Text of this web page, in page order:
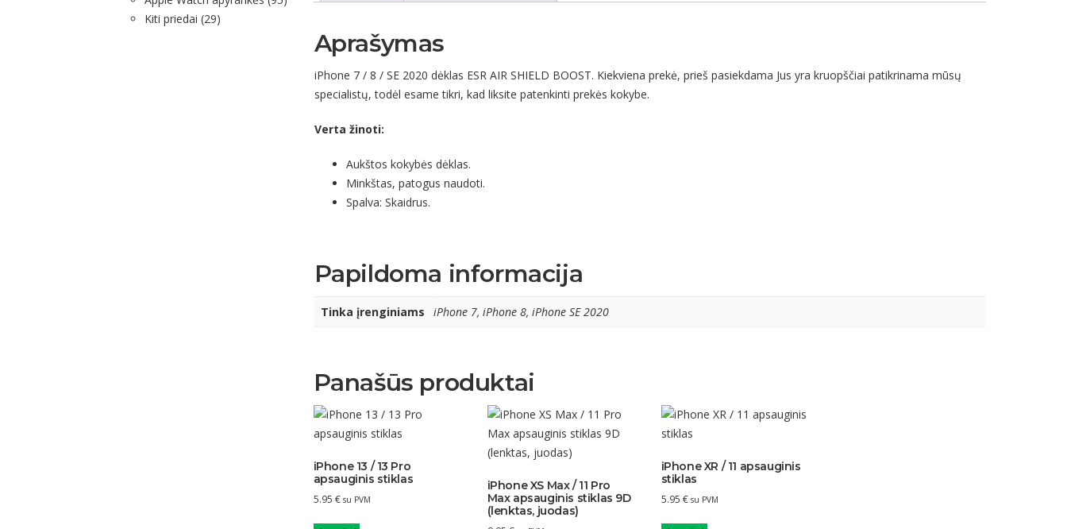
SE
AIR
Aprašymas
iPhone 7 / 8 / SE 2020 dėklas ESR AIR SHIELD BOOST. Kiekviena prekė, prieš pasiekdama Jus yra kruopščiai patikrinama mūsų
specialistų, todėl esame tikri, kad liksite patenkinti prekės kokybe.
Verta žinoti:
Aukštos kokybės dėklas.
Minkštas, patogus naudoti.
Spalva: Skaidrus.
Papildoma informacija
Tinka įrenginiams iPhone 7, iPhone 8, iPhone SE 2020
Panašūs produktai
iPhone 13 / 13 Pro
apsauginis stiklas
5.95 € su PVM
iPhone XS Max / 11 Pro
Max apsauginis stiklas 9D
(lenktas, juodas)
iPhone XR / 11 apsauginis
stiklas
5.95 € su PVM
Kiti priedai (29)